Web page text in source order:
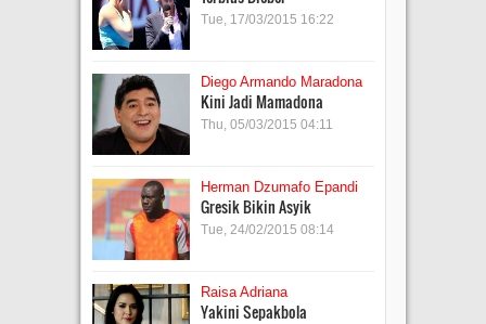
Tue, 17/03/2015 16:22
Diego Armando Maradona
Kini Jadi Mamadona
Thu, 05/03/2015 04:11
Herman Dzumafo Epandi
Gresik Bikin Asyik
Tue, 24/02/2015 08:14
Raisa Adriana
Yakini Sepakbola